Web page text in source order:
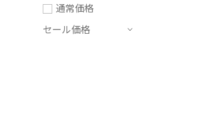
通常価格
セール価格